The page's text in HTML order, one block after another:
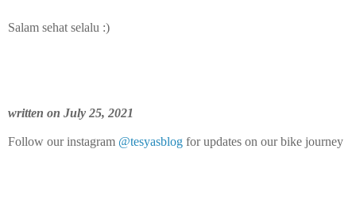
Salam sehat selalu :)
written on July 25, 2021
Follow our instagram @tesyasblog for updates on our bike journey